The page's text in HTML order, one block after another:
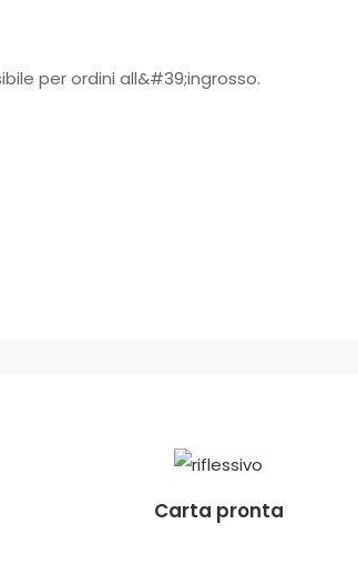
per ordini all&#39;ingrosso.
Carta pronta